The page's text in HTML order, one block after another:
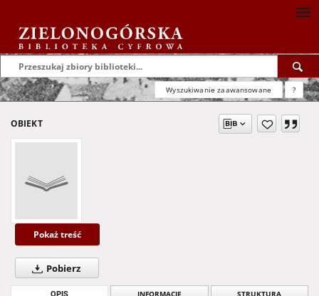
Wyszukiwanie zaawansowane ?
OBIEKT
Pokaż treść
Pobierz